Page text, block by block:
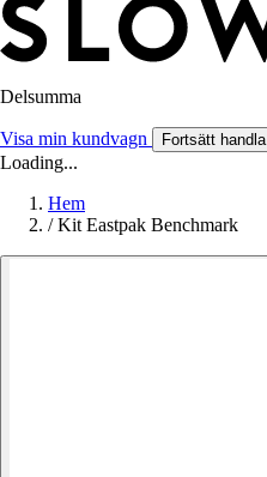
Delsumma
Visa min kundvagn Fortsätt handla
Loading...
Hem
/ Kit Eastpak Benchmark